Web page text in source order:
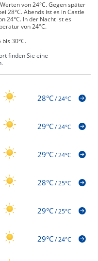
von 24°C. Gegen später
28°C. Abends ist es in Castle
24°C. In der Nacht ist es
von 24°C.
30°C.
finden Sie eine
28°C/24°C
29°C/24°C
29°C/24°C
28°C/25°C
29°C/25°C
29°C/24°C